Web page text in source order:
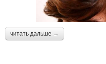
читать дальше →